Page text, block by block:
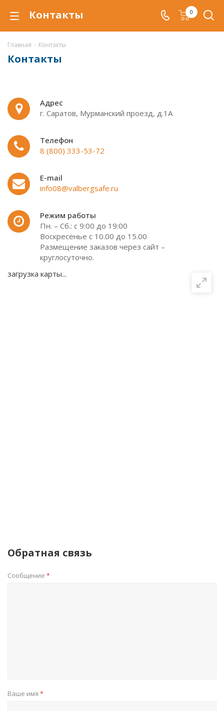
Контакты 0
Главная - Контакты
Контакты
Адрес
г. Саратов, Мурманский проезд, д.1А
Телефон
8 (800) 333-53-72
E-mail
info08@valbergsafe.ru
Режим работы
Пн. – Сб.: с 9:00 до 19:00
Воскресенье с 10.00 до 15.00
Размещение заказов через сайт –
круглосуточно.
загрузка карты...
Обратная связь
Сообщение *
Ваше имя *